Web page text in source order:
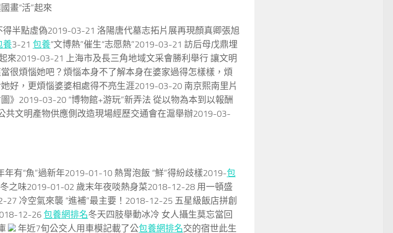
畫“活”起來
得半點虛偽2019-03-21 洛陽唐代墓志拓片展再現顏真卿張旭
養3-21 包養“文博熱”催生“志愿熱”2019-03-21 訪后母戊鼎埋
來2019-03-21 上海市及長三角地域文采會勝利舉行 讓文明
很煩惱她吧？煩惱本身不了解本身在婆家過得怎樣樣，煩
好，更煩惱婆婆相處得不亮生涯2019-03-20 南京熙南里片
》2019-03-20 “博物館+游玩”新弄法 從以物為本到以報酬
共文明產物供應側改造現場經歷交通會在滬舉辦2019-03-
年有“魚”過新年2019-01-10 熱胃泡飯 “鮮”得紛歧樣2019-包
之味2019-01-02 歲末年夜啖熱身菜2018-12-28 用一頓盛
27 冷空氣來襲 “進補”最主要！2018-12-25 五星級飯店拼創
12-26包養網排名冬天四肢舉動冰冷 女人攝生莫忘當回
年近7旬公交人用車模記載了公包養網排名交的宿世此生